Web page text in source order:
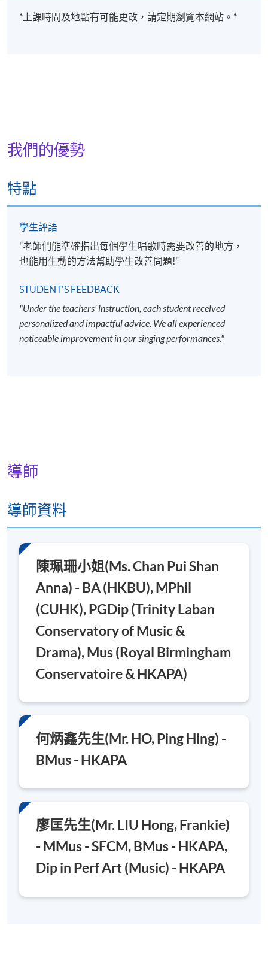
才《卡門》中的唐荷西、古諾《羅密歐與朱麗葉》中
詳情
歌唱技巧、獨唱、合唱、歌曲風格演繹、台風等；
聲樂知識、正確呼吸方法、共鳴的概念、口腔動
作、聲區與換聲點、護聲方法、發聲常見之毛病及
學員必須於下列評核方法中成績合格，方可獲經學院
報名代碼
現時接受報名
日期 / 時間
逢周六， 7:15pm - 10:15pm
修業期
共34課
地點
*上課時間及地點有可能更改，請定期瀏覽本網站。*
我們的優勢
特點
學生評語
"老師們能準確指出每個學生唱歌時需要改善的地方，
也能用生動的方法幫助學生改善問題!"
STUDENT'S FEEDBACK
"Under the teachers' instruction, each student received
personalized and impactful advice. We all experienced
noticeable improvement in our singing performances."
導師
導師資料
陳珮珊小姐(Ms. Chan Pui Shan
Anna) - BA (HKBU), MPhil
(CUHK), PGDip (Trinity Laban
Conservatory of Music &
Drama), Mus (Royal Birmingham
Conservatoire & HKAPA)
何炳鑫先生(Mr. HO, Ping Hing) -
BMus - HKAPA
廖匡先生(Mr. LIU Hong, Frankie)
- MMus - SFCM, BMus - HKAPA,
Dip in Perf Art (Music) - HKAPA